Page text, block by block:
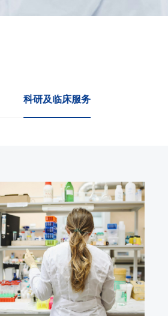
科研及临床服务